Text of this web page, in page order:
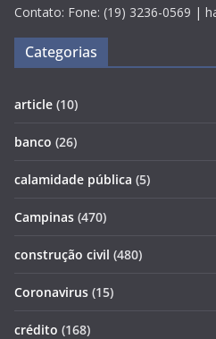
Contato: Fone: (19) 3236-0569 |
Categorias
article (10)
banco (26)
calamidade pública (5)
Campinas (470)
construção civil (480)
Coronavirus (15)
crédito (168)